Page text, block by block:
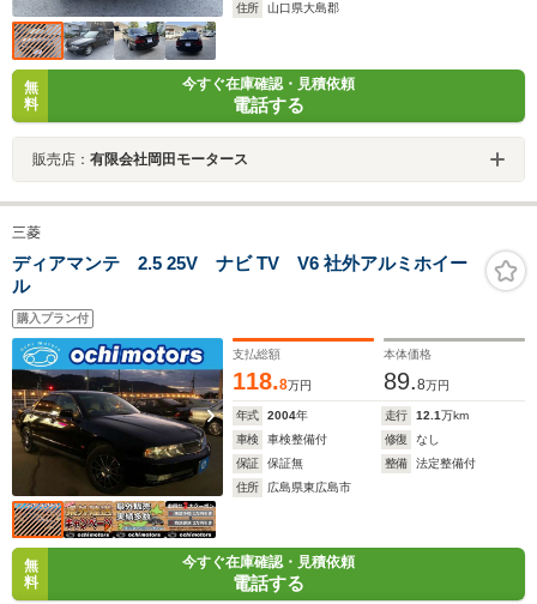
住所
山口県大島郡
無
料
今すぐ在庫確認・見積依頼
電話する
販売店： 有限会社岡田モータース
三菱
ディアマンテ 2.5 25V ナビ TV V6 社外アルミホイー
ル
購入プラン付
支払総額
118.8万円
本体価格
89.8万円
年式 2004年 走行 12.1万km
車検
車検整備付 修復
なし
保証
保証無 整備
法定整備付
住所
広島県東広島市
無
料
今すぐ在庫確認・見積依頼
電話する